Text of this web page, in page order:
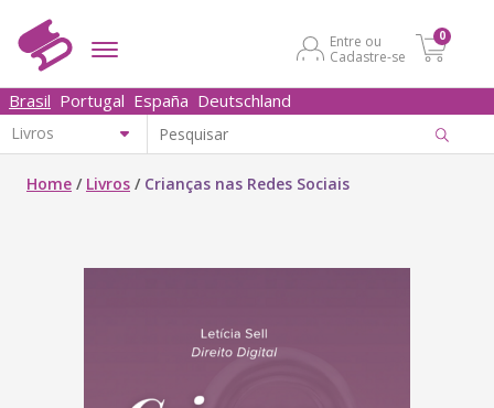
Entre ou
Cadastre-se
0
Brasil Portugal España Deutschland
Home / Livros / Crianças nas Redes Sociais